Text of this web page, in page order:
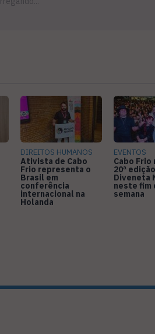
DIREITOS HUMANOS
Ativista de Cabo
Frio representa o
Brasil em
conferência
internacional na
Holanda
EVENTOS
Cabo Frio
20ª
Diveneta
neste fim
semana